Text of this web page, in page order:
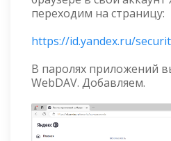
переходим на страницу:
https://id.yandex.ru/
В паролях приложений
WebDAV. Добавляем.